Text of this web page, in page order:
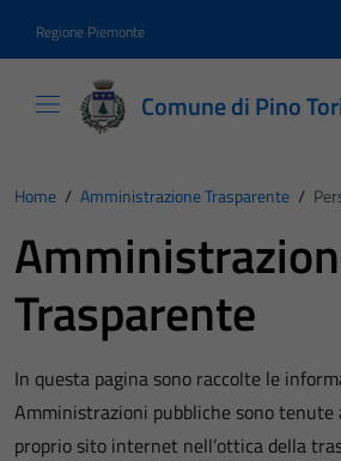
Regione Piemonte
Comune di Pino
Home / Amministrazione Trasparente /
Trasparente
In questa pagina sono raccolte le
Amministrazioni pubbliche sono tenute
proprio sito internet nell’ottica della